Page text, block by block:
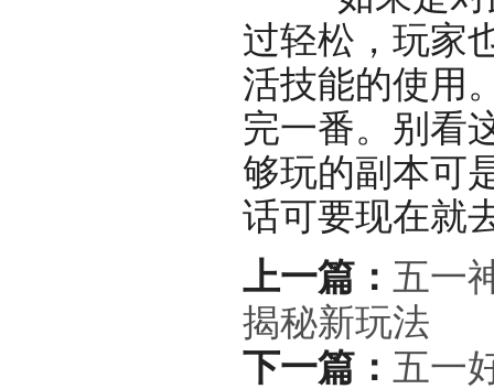
过轻松，玩家
活技能的使用
完一番。别看
够玩的副本可
话可要现在就
上一篇： 五一
揭秘新玩法
下一篇： 五一